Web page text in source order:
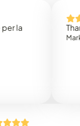
Thank
Mark N.